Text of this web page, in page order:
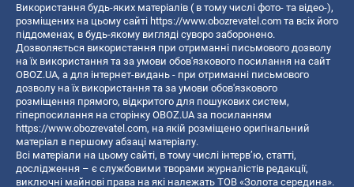
Використання будь-яких матеріалів ( в тому числі фото- та відео-),
розміщених на цьому сайті https://www.obozrevatel.com та всіх його
піддоменах, в будь-якому вигляді суворо заборонено.
Дозволяється використання при отриманні письмового дозволу
на їх використання та за умови обов'язкового посилання на сайт
OBOZ.UA, а для інтернет-видань - при отриманні письмового
дозволу на їх використання та за умови обов'язкового
розміщення прямого, відкритого для пошукових систем,
гіперпосилання на сторінку OBOZ.UA за посиланням
https://www.obozrevatel.com, на якій розміщено оригінальний
матеріал в першому абзаці матеріалу.
Всі матеріали на цьому сайті, в тому числі інтерв’ю, статті,
дослідження – є службовими творами журналістів редакції,
виключні майнові права на які належать ТОВ «Золота середина».